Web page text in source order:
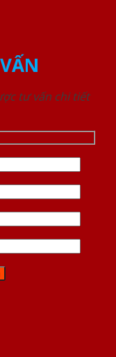
tư vấn chi tiết